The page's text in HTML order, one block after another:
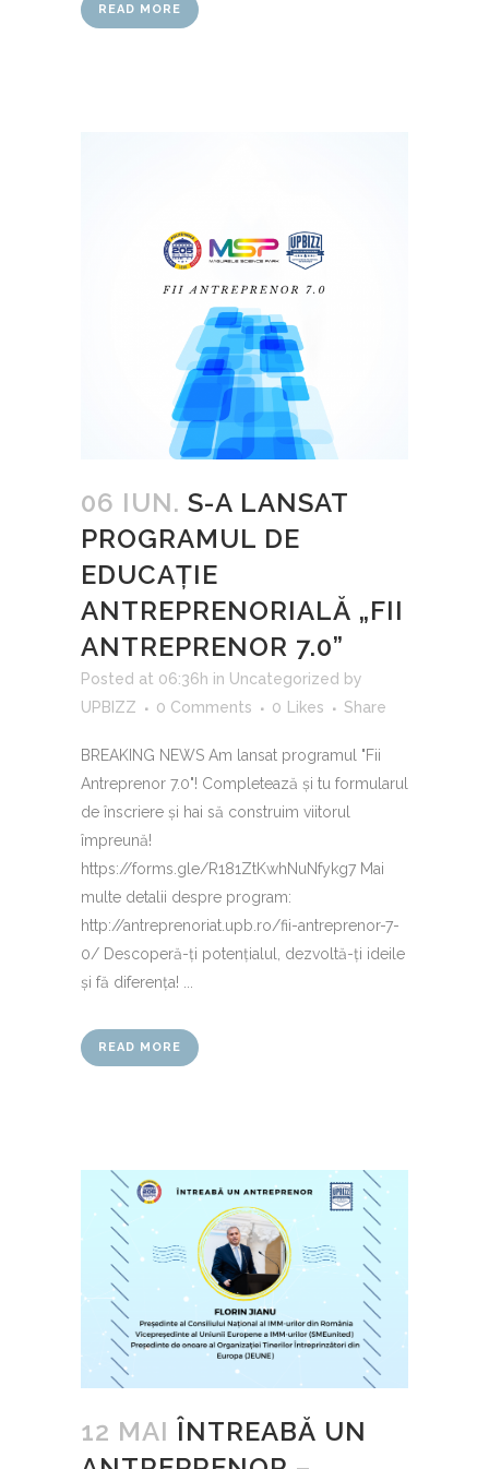
READ MORE
06 IUN. S-A LANSAT
PROGRAMUL DE
EDUCAȚIE
ANTREPRENORIALĂ „FII
ANTREPRENOR 7.0”
Posted at 06:36h in Uncategorized by
UPBIZZ
0 Comments 0 Likes Share
BREAKING NEWS Am lansat programul "Fii
Antreprenor 7.0"! Completează și tu formularul
de înscriere și hai să construim viitorul
împreună!
https://forms.gle/R181ZtKwhNuNfykg7 Mai
multe detalii despre program:
http://antreprenoriat.upb.ro/fii-antreprenor-7-
0/ Descoperă-ți potențialul, dezvoltă-ți ideile
și fă diferența! ...
READ MORE
12 MAI ÎNTREABĂ UN